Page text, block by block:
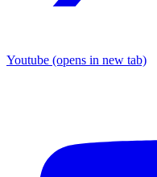
Youtube (opens in new tab)